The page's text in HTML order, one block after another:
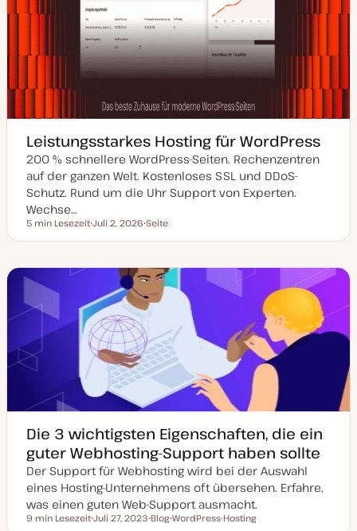
Leistungsstarkes Hosting für WordPress
200 % schnellere WordPress-Seiten. Rechenzentren
auf der ganzen Welt. Kostenloses SSL und DDoS-
Schutz. Rund um die Uhr Support von Experten.
Wechse…
Lesezeit
5 min Lesezeit
a
t
u
a
l
i
s
i
t
Juli 2, 2026
o
T
y
p
Seite
Die 3 wichtigsten Eigenschaften, die ein
guter Webhosting-Support haben sollte
Der Support für Webhosting wird bei der Auswahl
eines Hosting-Unternehmens oft übersehen. Erfahre,
was einen guten Web-Support ausmacht.
Lesezeit
9 min Lesezeit Juli 27, 2023 Blog WordPress-Hosting